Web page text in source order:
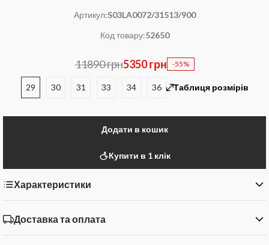
Артикул:S03LA0072/31513/900
Код товару:52650
11890 грн5350 грн -55%
29 30 31 33 34 36 Таблиця розмірів
Додати в кошик
Купити в 1 клік
Характеристики
Доставка та оплата